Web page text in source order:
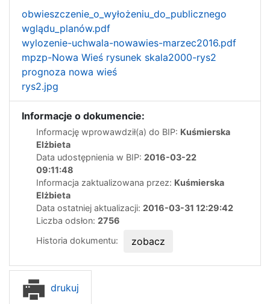
obwieszczenie_o_wyłożeniu_do_publicznego
wglądu_planów.pdf
wylozenie-uchwala-nowawies-marzec2016.pdf
mpzp-Nowa Wieś rysunek skala2000-rys2
prognoza nowa wieś
rys2.jpg
Informacje o dokumencie:
Informację wprowawdził(a) do BIP: Kuśmierska
Elżbieta
Data udostępnienia w BIP: 2016-03-22
09:11:48
Informacja zaktualizowana przez: Kuśmierska
Elżbieta
Data ostatniej aktualizacji: 2016-03-31 12:29:42
Liczba odsłon: 2756
Historia dokumentu:
zobacz
drukuj